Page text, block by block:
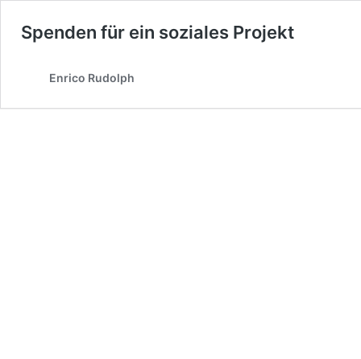
Spenden für ein soziales Projekt
Enrico Rudolph